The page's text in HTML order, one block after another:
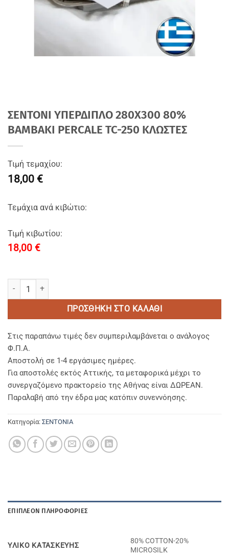
ΣΕΝΤΟΝΙ ΥΠΕΡΔΙΠΛΟ 280Χ300 80%
BAMBAKI PERCALE TC-250 ΚΛΩΣΤΕΣ
Τιμή τεμαχίου:
18,00 €
Τεμάχια ανά κιβώτιο:
Τιμή κιβωτίου:
18,00 €
ΣΕΝΤΟΝΙ ΥΠΕΡΔΙΠΛΟ 280Χ300 80% BAMBAKI PERCALE TC-250
ΠΡΟΣΘΉΚΗ ΣΤΟ ΚΑΛΆΘΙ
Στις παραπάνω τιμές δεν συμπεριλαμβάνεται ο ανάλογος
Φ.Π.Α.
Αποστολή σε 1-4 εργάσιμες ημέρες.
Για αποστολές εκτός Αττικής, τα μεταφορικά μέχρι το
συνεργαζόμενο πρακτορείο της Αθήνας είναι ΔΩΡΕΑΝ.
Παραλαβή από την έδρα μας κατόπιν συνεννόησης.
Κατηγορία: ΣΕΝΤΟΝΙΑ
ΕΠΙΠΛΈΟΝ ΠΛΗΡΟΦΟΡΊΕΣ
YΛΙΚΟ KΑΤΑΣΚΕΥΗΣ
80% COTTON-20%
MICROSILK